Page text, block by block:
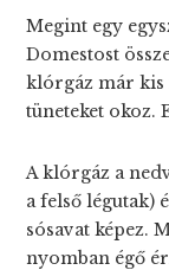
Megint egy
Domestost
klórgáz már kis
tüneteket okoz.
A klórgáz a
a felső légutak)
sósavat képez.
nyomban égő